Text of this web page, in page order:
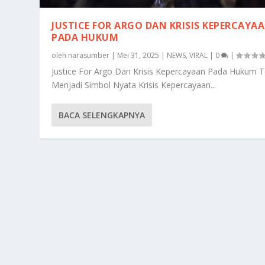
JUSTICE FOR ARGO DAN KRISIS
PADA HUKUM
oleh narasumber | Mei 31, 2025 | NEWS,VIRAL | 0 |
Justice For Argo Dan Krisis Kepercayaan Pada Hukum
Menjadi Simbol Nyata Krisis Kepercayaan...
BACA SELENGKAPNYA